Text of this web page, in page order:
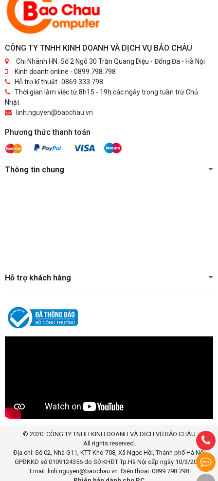
CÔNG TY TNHH KINH DOANH VÀ DỊCH VỤ BẢO CHÂU
Chi Nhánh HN: Số 2 Ngõ 30 Trần Quang Diệu - Đống Đa - Hà Nội
Kinh doanh online - 0899.798.798
Hỗ trợ kĩ thuật -0869.333.798
Thời gian làm việc từ 8h15 - 19h các ngày trong tuần trừ Chủ
Nhật
linh.nguyen@baochau.vn
Phương thức thanh toán
Thông tin chung
Hỗ trợ khách hàng
© 2020. CÔNG TY TNHH KINH DOANH VÀ DỊCH VỤ BẢO CHÂU
All rights reserved.
Địa chỉ: Số 02, Nhà G11, KTT Kho 708, Xã Ngọc Hồi, Thành phố Hà Nội
GPĐKKD số 0109124356 do Sở KHĐT Tp.Hà Nội cấp ngày 10/3/2020
Email: linh.nguyen@baochau.vn. Điện thoại: 0899.798.798